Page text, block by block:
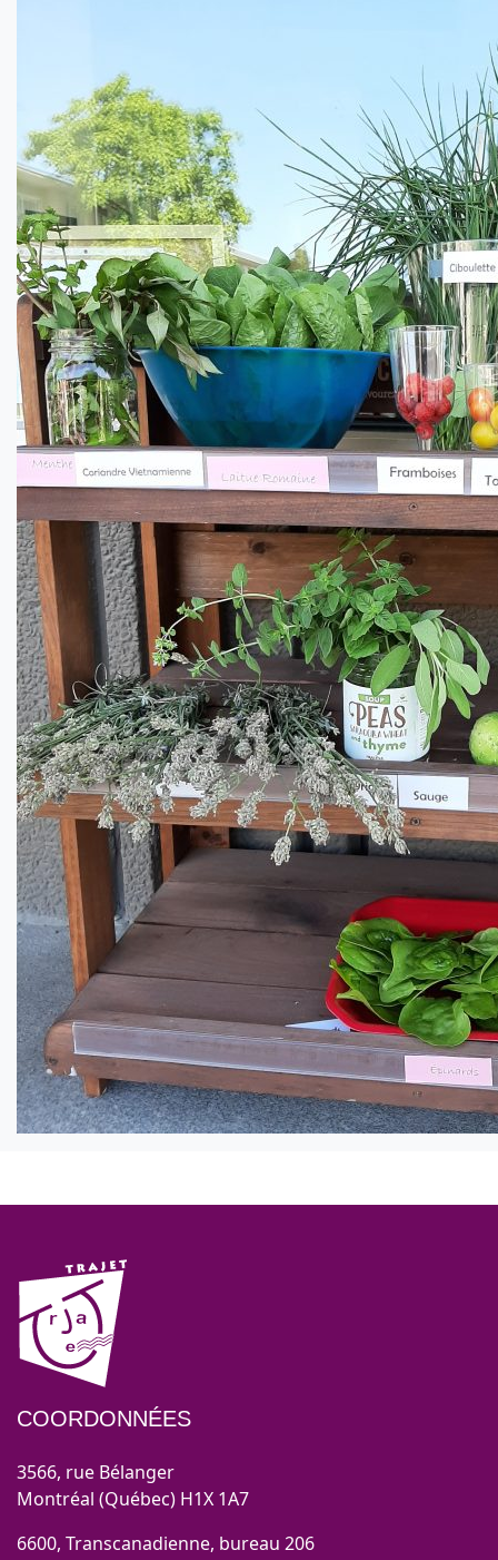
COORDONNÉES
3566, rue Bélanger
Montréal (Québec) H1X 1A7
6600, Transcanadienne, bureau 206